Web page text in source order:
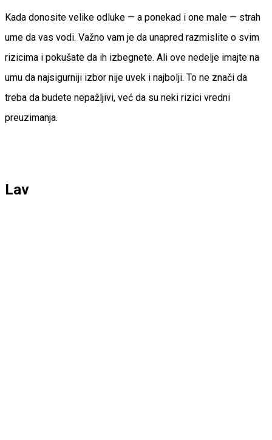
Kada donosite velike odluke — a ponekad i one male — strah
ume da vas vodi. Važno vam je da unapred razmislite o svim
rizicima i pokušate da ih izbegnete. Ali ove nedelje imajte na
umu da najsigurniji izbor nije uvek i najbolji. To ne znači da
treba da budete nepažljivi, već da su neki rizici vredni
preuzimanja.
Lav